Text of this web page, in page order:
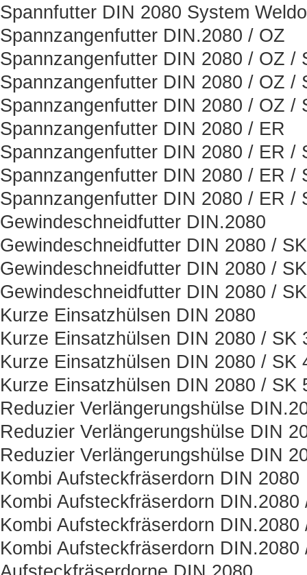
Spannfutter DIN 2080 System
Spannzangenfutter DIN.2080 / OZ
Spannzangenfutter DIN 2080 / OZ /
Spannzangenfutter DIN 2080 / OZ /
Spannzangenfutter DIN 2080 / OZ /
Spannzangenfutter DIN 2080 / ER
Spannzangenfutter DIN 2080 / ER /
Spannzangenfutter DIN 2080 / ER /
Spannzangenfutter DIN 2080 / ER /
Gewindeschneidfutter DIN.2080
Gewindeschneidfutter DIN 2080 /
Gewindeschneidfutter DIN 2080 /
Gewindeschneidfutter DIN 2080 /
Kurze Einsatzhülsen DIN 2080
Kurze Einsatzhülsen DIN 2080 / SK
Kurze Einsatzhülsen DIN 2080 / SK
Kurze Einsatzhülsen DIN 2080 / SK
Reduzier Verlängerungshülse
Reduzier Verlängerungshülse DIN
Reduzier Verlängerungshülse DIN
Kombi Aufsteckfräserdorn DIN 2080
Kombi Aufsteckfräserdorn DIN.2080
Kombi Aufsteckfräserdorn DIN.2080
Kombi Aufsteckfräserdorn DIN.2080